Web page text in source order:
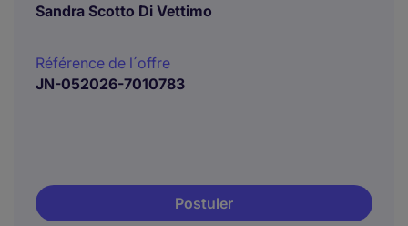
Sandra Scotto Di Vettimo
Référence de l´offre
JN-052026-7010783
Postuler